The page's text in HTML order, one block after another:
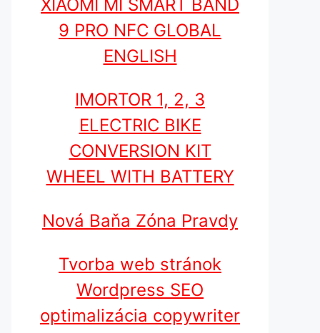
XIAOMI MI SMART BAND
9 PRO NFC GLOBAL
ENGLISH
IMORTOR 1, 2, 3
ELECTRIC BIKE
CONVERSION KIT
WHEEL WITH BATTERY
Nová Baňa Zóna Pravdy
Tvorba web stránok
Wordpress SEO
optimalizácia copywriter